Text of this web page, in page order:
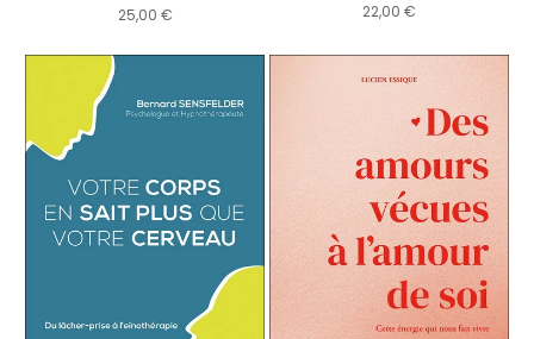
25,00 €
22,00 €